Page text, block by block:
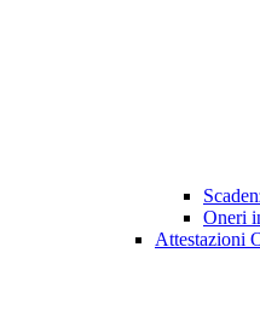
Oneri
Attestazioni